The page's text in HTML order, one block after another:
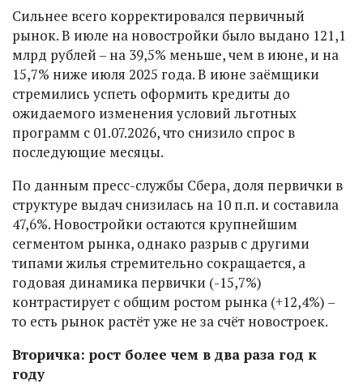
Сильнее всего корректировался первичный
рынок. В июле на новостройки было выдано 121,1
млрд рублей – на 39,5% меньше, чем в июне, и на
15,7% ниже июля 2025 года. В июне заёмщики
стремились успеть оформить кредиты до
ожидаемого изменения условий льготных
программ с 01.07.2026, что снизило спрос в
последующие месяцы.
По данным пресс-службы Сбера, доля первички в
структуре выдач снизилась на 10 п.п. и составила
47,6%. Новостройки остаются крупнейшим
сегментом рынка, однако разрыв с другими
типами жилья стремительно сокращается, а
годовая динамика первички (-15,7%)
контрастирует с общим ростом рынка (+12,4%) –
то есть рынок растёт уже не за счёт новостроек.
Вторичка: рост более чем в два раза год к
году